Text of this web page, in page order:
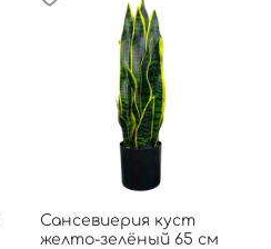
Сансевиерия куст
желто-зелёный 65 см